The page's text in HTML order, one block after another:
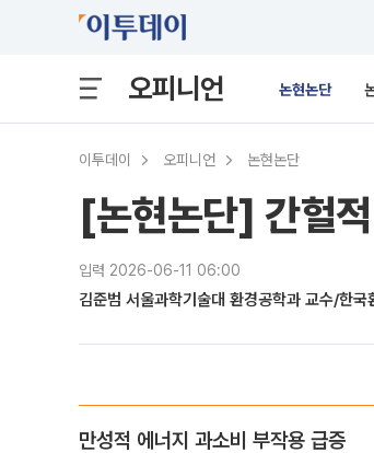
오피니언 논현논단
이투데이 오피니언 논현논단
[논현논단] 간헐
입력 2026-06-11 06:00
김준범 서울과학기술대 환경공학과 교수/한국
만성적 에너지 과소비 부작용 급증